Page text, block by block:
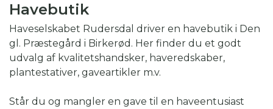
Havebutik
Haveselskabet Rudersdal driver en havebutik i Den
gl. Præstegård i Birkerød. Her finder du et godt
udvalg af kvalitetshandsker, haveredskaber,
plantestativer, gaveartikler m.v.
Står du og mangler en gave til en haveentusiast